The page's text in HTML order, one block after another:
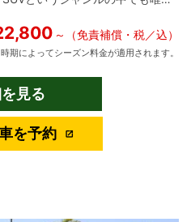
クターはそのままに、快適性や
コニ
は、街中でもリゾート地でも強
台としても高い人気を誇りま
いアイポイントと広い視界によ
～（免責補償・税／込）
期によってシーズン料金が適用されます。
見る
を予約